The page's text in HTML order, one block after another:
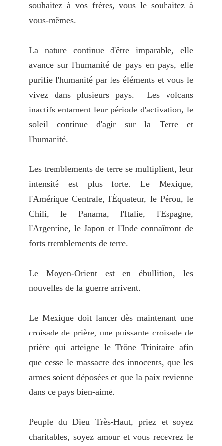
souhaitez à vos frères, vous le souhaitez à
vous-mêmes.
La nature continue d'être imparable, elle
avance sur l'humanité de pays en pays, elle
purifie l'humanité par les éléments et vous le
vivez dans plusieurs pays. Les volcans
inactifs entament leur période d'activation, le
soleil continue d'agir sur la Terre et
l'humanité.
Les tremblements de terre se multiplient, leur
intensité est plus forte. Le Mexique,
l'Amérique Centrale, l'Équateur, le Pérou, le
Chili, le Panama, l'Italie, l'Espagne,
l'Argentine, le Japon et l'Inde connaîtront de
forts tremblements de terre.
Le Moyen-Orient est en ébullition, les
nouvelles de la guerre arrivent.
Le Mexique doit lancer dès maintenant une
croisade de prière, une puissante croisade de
prière qui atteigne le Trône Trinitaire afin
que cesse le massacre des innocents, que les
armes soient déposées et que la paix revienne
dans ce pays bien-aimé.
Peuple du Dieu Très-Haut, priez et soyez
charitables, soyez amour et vous recevrez le